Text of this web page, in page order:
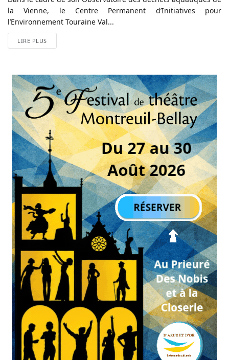
la Vienne, le Centre Permanent d’Initiatives pour
l’Environnement Touraine Val...
LIRE PLUS